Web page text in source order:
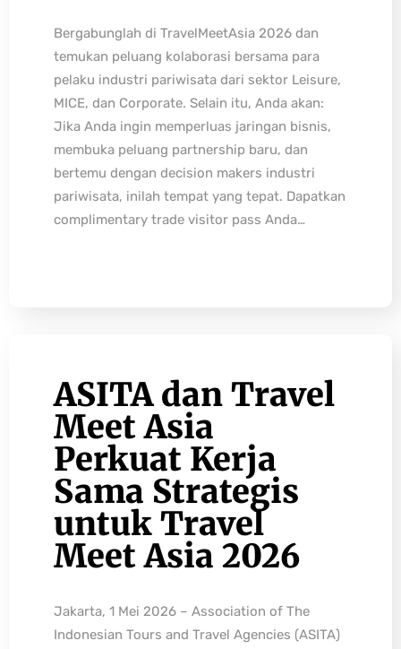
Bergabunglah di TravelMeetAsia 2026 dan
temukan peluang kolaborasi bersama para
pelaku industri pariwisata dari sektor Leisure,
MICE, dan Corporate. Selain itu, Anda akan:
Jika Anda ingin memperluas jaringan bisnis,
membuka peluang partnership baru, dan
bertemu dengan decision makers industri
pariwisata, inilah tempat yang tepat. Dapatkan
complimentary trade visitor pass Anda…
ASITA dan Travel
Meet Asia
Perkuat Kerja
Sama Strategis
untuk Travel
Meet Asia 2026
Jakarta, 1 Mei 2026 – Association of The
Indonesian Tours and Travel Agencies (ASITA)